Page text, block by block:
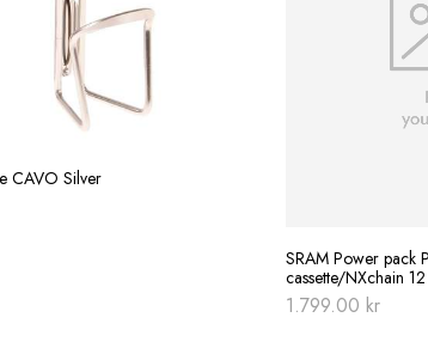
CAVO Silver
SRAM Power pack
cassette/NXchain
1.799.00 kr